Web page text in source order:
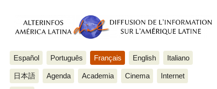
Español Português Français English Italiano
日本語 Agenda Academia Cinema Internet